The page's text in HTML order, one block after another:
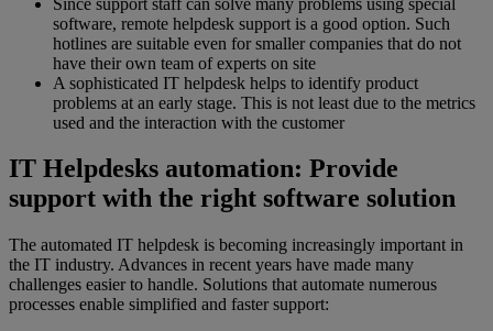
software, remote helpdesk support is a good option. Such
hotlines are suitable even for smaller companies that do not
have their own team of experts on site
A sophisticated IT helpdesk helps to identify product
problems at an early stage. This is not least due to the metrics
used and the interaction with the customer
IT Helpdesks automation: Provide
support with the right software solution
The automated IT helpdesk is becoming increasingly important in
the IT industry. Advances in recent years have made many
challenges easier to handle. Solutions that automate numerous
processes enable simplified and faster support: